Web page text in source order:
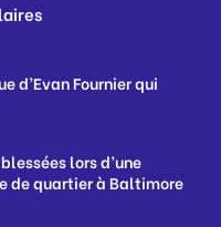
d’Evan Fournier qui
lors d’une
de quartier à Baltimore